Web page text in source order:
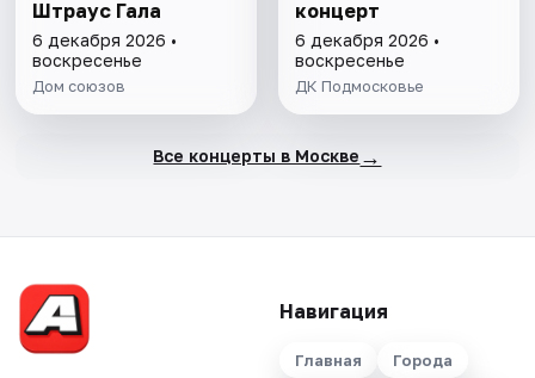
Штраус Гала
6 декабря 2026 •
воскресенье
Дом союзов
концерт
6 декабря 2026 •
воскресенье
ДК Подмосковье
Все концерты в Москве →
Навигация
Главная Города